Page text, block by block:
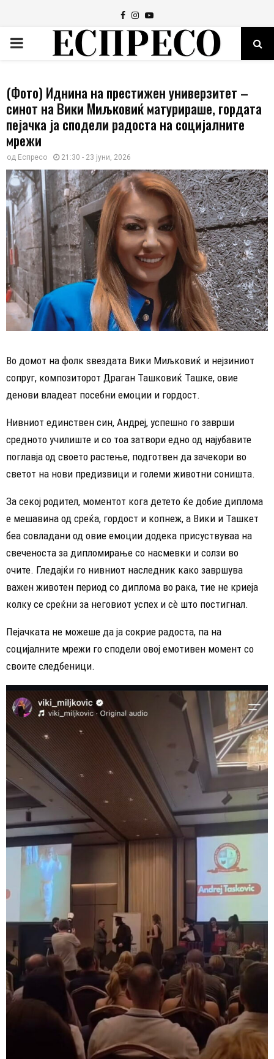
Facebook
Instagram
Youtube
PRIMARY
(Фото) Иднина на престижен универзитет –
синот на Вики Миљковиќ матурираше, гордата
пејачка ја сподели радоста на социјалните
мрежи
од Еспресо 21:30 - 23 јуни, 2026
Во домот на фолк ѕвездата Вики Миљковиќ и нејзиниот
сопруг, композиторот Драган Ташковиќ Ташке, овие
денови владеат посебни емоции и гордост.
Нивниот единствен син, Андреј, успешно го заврши
средното училиште и со тоа затвори едно од најубавите
поглавја од своето растење, подготвен да зачекори во
светот на нови предизвици и големи животни соништа.
За секој родител, моментот кога детето ќе добие диплома
е мешавина од среќа, гордост и копнеж, а Вики и Ташкет
беа совладани од овие емоции додека присуствуваа на
свеченоста за дипломирање со насмевки и солзи во
очите. Гледајќи го нивниот наследник како завршува
важен животен период со диплома во рака, тие не криеја
колку се среќни за неговиот успех и сè што постигнал.
Пејачката не можеше да ја сокрие радоста, па на
социјалните мрежи го сподели овој емотивен момент со
своите следбеници.